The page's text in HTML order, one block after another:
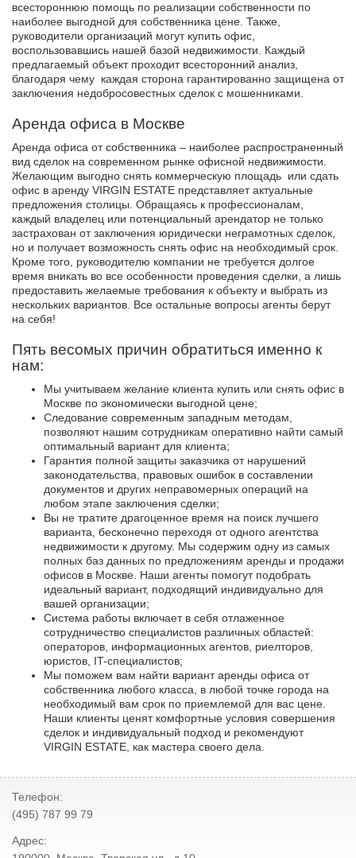
всестороннюю помощь по реализации собственности по
наиболее выгодной для собственника цене. Также,
руководители организаций могут купить офис,
воспользовавшись нашей базой недвижимости. Каждый
предлагаемый объект проходит всесторонний анализ,
благодаря чему каждая сторона гарантированно защищена от
заключения недобросовестных сделок с мошенниками.
Аренда офиса в Москве
Аренда офиса от собственника – наиболее распространенный
вид сделок на современном рынке офисной недвижимости.
Желающим выгодно снять коммерческую площадь или сдать
офис в аренду VIRGIN ESTATE представляет актуальные
предложения столицы. Обращаясь к профессионалам,
каждый владелец или потенциальный арендатор не только
застрахован от заключения юридически неграмотных сделок,
но и получает возможность снять офис на необходимый срок.
Кроме того, руководителю компании не требуется долгое
время вникать во все особенности проведения сделки, а лишь
предоставить желаемые требования к объекту и выбрать из
нескольких вариантов. Все остальные вопросы агенты берут
на себя!
Пять весомых причин обратиться именно к
нам:
Мы учитываем желание клиента купить или снять офис в
Москве по экономически выгодной цене;
Следование современным западным методам,
позволяют нашим сотрудникам оперативно найти самый
оптимальный вариант для клиента;
Гарантия полной защиты заказчика от нарушений
законодательства, правовых ошибок в составлении
документов и других неправомерных операций на
любом этапе заключения сделки;
Вы не тратите драгоценное время на поиск лучшего
варианта, бесконечно переходя от одного агентства
недвижимости к другому. Мы содержим одну из самых
полных баз данных по предложениям аренды и продажи
офисов в Москве. Наши агенты помогут подобрать
идеальный вариант, подходящий индивидуально для
вашей организации;
Система работы включает в себя отлаженное
сотрудничество специалистов различных областей:
операторов, информационных агентов, риелторов,
юристов, IT-специалистов;
Мы поможем вам найти вариант аренды офиса от
собственника любого класса, в любой точке города на
необходимый вам срок по приемлемой для вас цене.
Наши клиенты ценят комфортные условия совершения
сделок и индивидуальный подход и рекомендуют
VIRGIN ESTATE, как мастера своего дела.
Телефон:
(495) 787 99 79
Адрес: